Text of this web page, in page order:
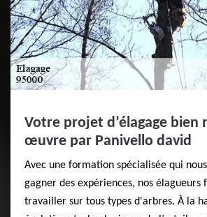
Votre projet d’élagage bien
œuvre par Panivello david
Avec une formation spécialisée qui
gagner des expériences, nos élagueurs
travailler sur tous types d'arbres. À la